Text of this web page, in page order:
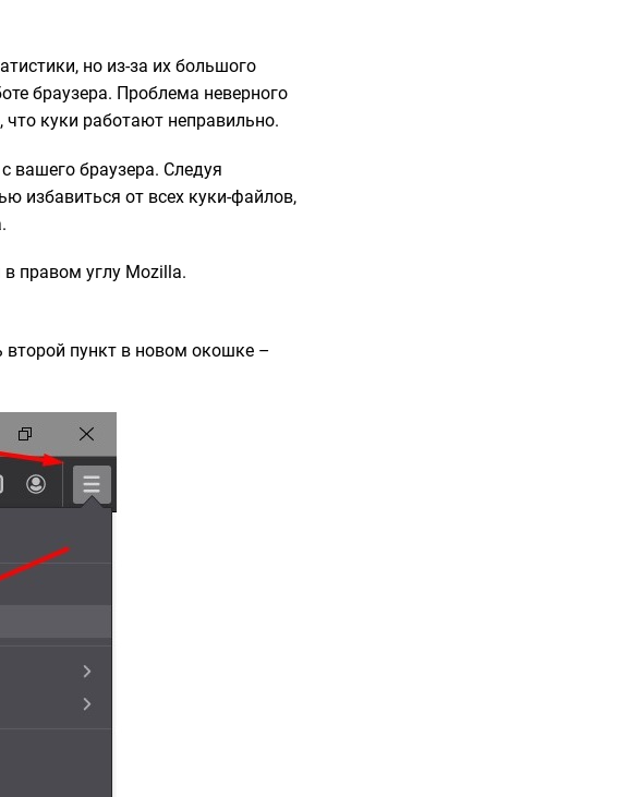
но из-за их большого
браузера. Проблема неверного
что куки работают неправильно.
вашего браузера. Следуя
избавиться от всех куки-файлов,
правом углу Mozilla.
пункт в новом окошке –